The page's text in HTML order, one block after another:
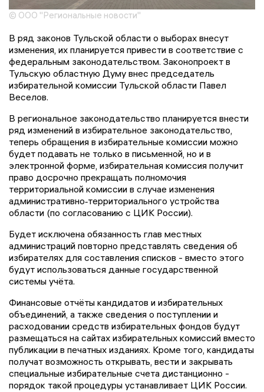
© ООО "Региональные новости"
В ряд законов Тульской области о выборах внесут
изменения, их планируется привести в соответствие с
федеральным законодательством. Законопроект в
Тульскую областную Думу внес председатель
избирательной комиссии Тульской области Павел
Веселов.
В региональное законодательство планируется внести
ряд изменений в избирательное законодательство,
теперь обращения в избирательные комиссии можно
будет подавать не только в письменной, но и в
электронной форме, избирательная комиссия получит
право досрочно прекращать полномочия
территориальной комиссии в случае изменения
административно‑территориального устройства
области (по согласованию с ЦИК России).
Будет исключена обязанность глав местных
администраций повторно представлять сведения об
избирателях для составления списков - вместо этого
будут использоваться данные государственной
системы учёта.
Финансовые отчёты кандидатов и избирательных
объединений, а также сведения о поступлении и
расходовании средств избирательных фондов будут
размещаться на сайтах избирательных комиссий вместо
публикации в печатных изданиях. Кроме того, кандидаты
получат возможность открывать, вести и закрывать
специальные избирательные счета дистанционно -
порядок такой процедуры устанавливает ЦИК России.